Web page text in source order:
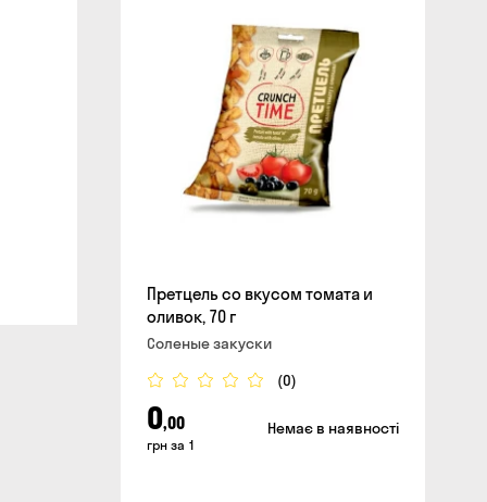
Претцель со вкусом томата и
оливок, 70 г
Соленые закуски
(0)
0,00
грн за 1
Немає в наявності